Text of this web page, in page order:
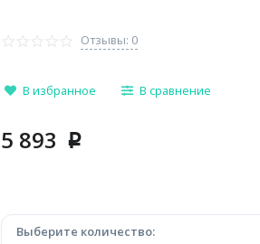
Отзывы: 0
В избранное В сравнение
5 893 p
Выберите количество: